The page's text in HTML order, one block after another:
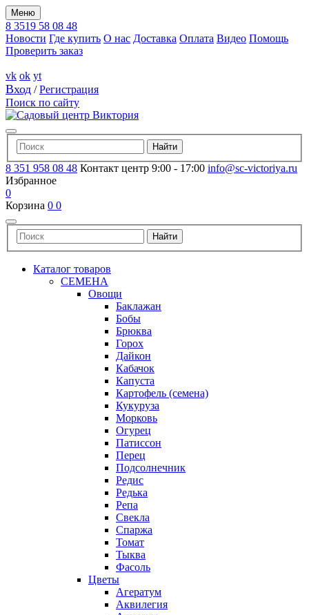
Меню
8 3519 58 08 48
Новости Где купить О нас Доставка Оплата Видео Помощь
Проверить заказ
vk ok yt
Вход /Регистрация
Поиск по сайту
8 351 958 08 48 Контакт центр 9:00 - 17:00 info@sc-victoriya.ru
Избранное
0
Корзина 0 0
Каталог товаров
СЕМЕНА
Овощи
Баклажан
Бобы
Брюква
Горох
Дайкон
Кабачок
Капуста
Картофель (семена)
Кукуруза
Морковь
Огурец
Патиссон
Перец
Подсолнечник
Редис
Редька
Репа
Свекла
Спаржа
Томат
Тыква
Фасоль
Цветы
Агератум
Аквилегия